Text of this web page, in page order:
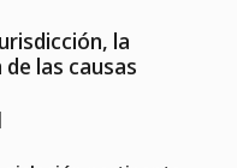
la
las causas